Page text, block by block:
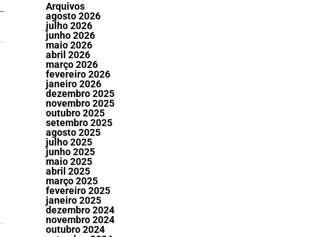
Arquivos
agosto 2026
julho 2026
junho 2026
maio 2026
abril 2026
março 2026
fevereiro 2026
janeiro 2026
dezembro 2025
novembro 2025
outubro 2025
setembro 2025
agosto 2025
julho 2025
junho 2025
maio 2025
abril 2025
março 2025
fevereiro 2025
janeiro 2025
dezembro 2024
novembro 2024
outubro 2024